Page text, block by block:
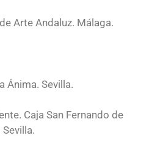
Arte Andaluz. Málaga.
Ánima. Sevilla.
Caja San Fernando de
Sevilla.